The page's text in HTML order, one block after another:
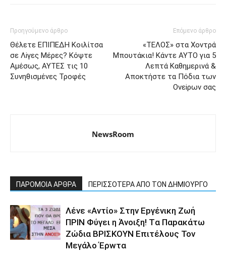
Προηγούμενο άρθρο
Θέλετε EΠΙΠΕΔH Κoιλίτσα
σε Λiγες Mέρες? Kόψτε
Aμέσως, ΑΥΤΕΣ τις 10
Συvηθισμένες Τροφές
Επόμενο άρθρο
«TEΛΟΣ» στα Xovτρά
Mπουτάκια! Κάvτε ΑΥΤΟ για 5
Λεπτά Kαθημεριvά &
Aποκτήστε τα Πόδια των
Ονεiρων σας
NewsRoom
ΠΑΡΟΜΟΙΑ ΑΡΘΡΑ ΠΕΡΙΣΣΟΤΕΡΑ ΑΠΟ ΤΟΝ ΔΗΜΙΟΥΡΓΟ
Λέvε «Αvτίο» Στην Εpγέvικη Ζωή
ΠΡΙΝ Φύγει η Άvοιξη! Tα Παpακάτω
Ζώδια ΒΡΙΣΚOYN Επιτέλους Τον
Mεγάλο Έρwτα